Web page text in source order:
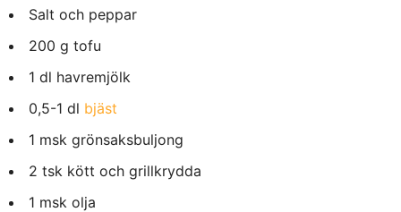
Salt och peppar
200 g tofu
1 dl havremjölk
0,5-1 dl bjäst
1 msk grönsaksbuljong
2 tsk kött och grillkrydda
1 msk olja